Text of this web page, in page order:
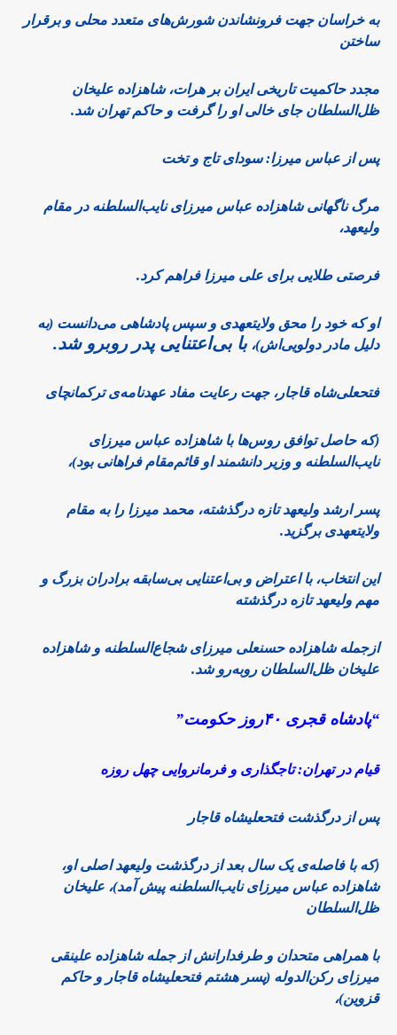
به خراسان جهت فرونشاندن شورش‌های متعدد محلی و برقرار
ساختن
مجدد حاکمیت تاریخی ایران بر هرات، شاهزاده علیخان
ظل‌السلطان جای خالی او را گرفت و حاکم تهران شد.
پس از عباس میرزا: سودای تاج و تخت
مرگ ناگهانی شاهزاده عباس میرزای نایب‌السلطنه در مقام
ولیعهد،
فرصتی طلایی برای علی میرزا فراهم کرد.
او که خود را محق ولایتعهدی و سپس پادشاهی می‌دانست (به
دلیل مادر دولویی‌اش)، با بی‌اعتنایی پدر روبرو شد.
فتحعلی‌شاه قاجار، جهت رعایت مفاد عهدنامه‌ی ترکمانچای
(که حاصل توافق روس‌ها با شاهزاده عباس میرزای
نایب‌السلطنه و وزیر دانشمند او قائم‌مقام فراهانی بود)،
پسر ارشد ولیعهد تازه درگذشته، محمد میرزا را به مقام
ولایتعهدی برگزید.
این انتخاب، با اعتراض و بی‌اعتنایی بی‌سابقه برادران بزرگ و
مهم ولیعهد تازه درگذشته
ازجمله شاهزاده حسنعلی میرزای شجاع‌السلطنه و شاهزاده
علیخان ظل‌السلطان روبه‌رو شد.
“پادشاه قجری ۴۰روز حکومت”
قیام در تهران: تاجگذاری و فرمانروایی چهل روزه
پس از درگذشت فتحعلیشاه قاجار
(که با فاصله‌ی یک سال بعد از درگذشت ولیعهد اصلی‌ او،
شاهزاده عباس میرزای نایب‌السلطنه پیش آمد)، علیخان
ظل‌السلطان
با همراهی متحدان و طرفدارانش از جمله شاهزاده علینقی
میرزای رکن‌الدوله (پسر هشتم فتحعلیشاه قاجار و حاکم
قزوین)،